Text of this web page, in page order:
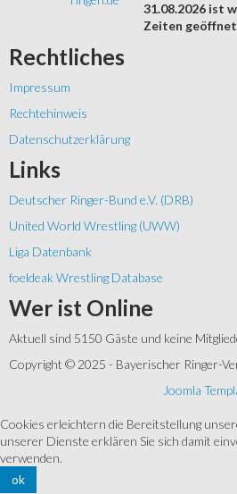
31.08.2026 ist
Zeiten
Rechtliches
Impressum
Rechtehinweis
Datenschutzerklärung
Links
Deutscher Ringer-Bund e.V. (DRB)
United World Wrestling (UWW)
Liga Datenbank
foeldeak Wrestling Database
Wer ist Online
Aktuell sind 5150 Gäste und keine
Copyright © 2025 - Bayerischer Ringer-
Joomla
Cookies erleichtern die Bereitstellung
unserer Dienste erklären Sie sich damit
verwenden.
ok